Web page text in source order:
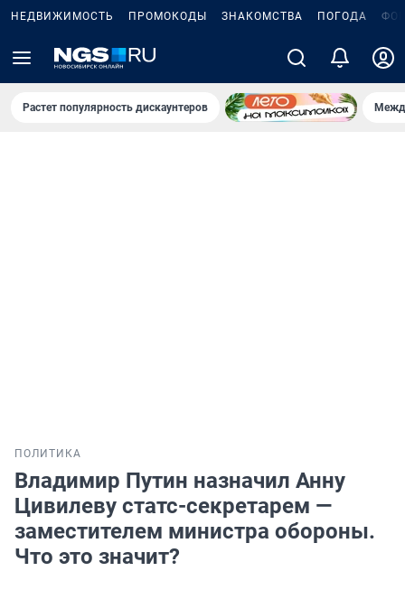
НЕДВИЖИМОСТЬ ПРОМОКОДЫ ЗНАКОМСТВА ПОГОДА
Растет популярность дискаунтеров
ПОЛИТИКА
Владимир Путин назначил Анну
Цивилеву статс-секретарем —
заместителем министра обороны.
Что это значит?